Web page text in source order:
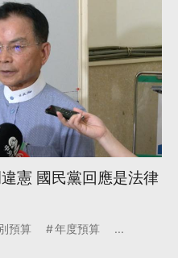
憲 國民黨回應是法律
預算 年度預算 ...